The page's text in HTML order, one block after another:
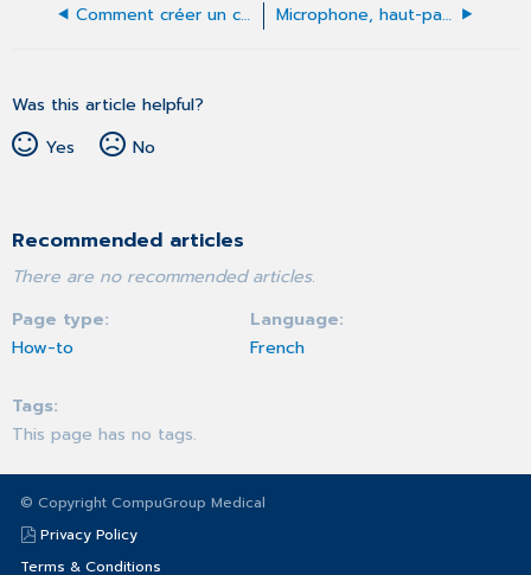
Comment créer un compte en tant que patient ? Microphone, haut-parleurs et caméra
Was this article helpful?
Yes
No
Recommended articles
There are no recommended articles.
Page type
How-to
Language
French
Tags
This page has no tags.
© Copyright CompuGroup Medical
Privacy Policy
Terms & Conditions